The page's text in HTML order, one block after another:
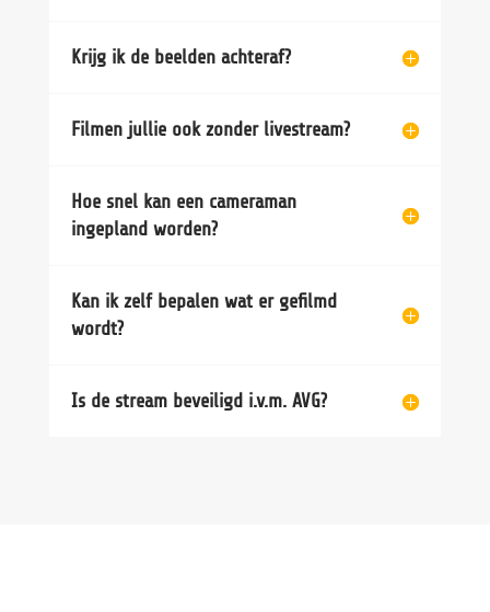
Krijg ik de beelden achteraf?
Filmen jullie ook zonder livestream?
Hoe snel kan een cameraman
ingepland worden?
Kan ik zelf bepalen wat er gefilmd
wordt?
Is de stream beveiligd i.v.m. AVG?